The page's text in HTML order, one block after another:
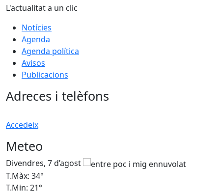
L'actualitat a un clic
Notícies
Agenda
Agenda política
Avisos
Publicacions
Adreces i telèfons
Accedeix
Meteo
Divendres, 7 d’agost
T.Màx: 34°
T.Min: 21°